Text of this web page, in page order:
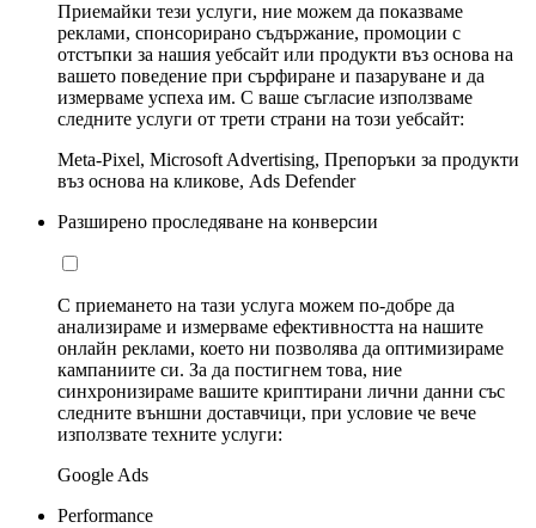
Приемайки тези услуги, ние можем да показваме
реклами, спонсорирано съдържание, промоции с
отстъпки за нашия уебсайт или продукти въз основа на
вашето поведение при сърфиране и пазаруване и да
измерваме успеха им. С ваше съгласие използваме
следните услуги от трети страни на този уебсайт:
Meta-Pixel, Microsoft Advertising, Препоръки за продукти
въз основа на кликове, Ads Defender
Разширено проследяване на конверсии
С приемането на тази услуга можем по-добре да
анализираме и измерваме ефективността на нашите
онлайн реклами, което ни позволява да оптимизираме
кампаниите си. За да постигнем това, ние
синхронизираме вашите криптирани лични данни със
следните външни доставчици, при условие че вече
използвате техните услуги:
Google Ads
Performance